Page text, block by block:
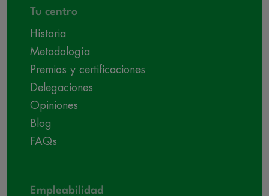
Tu centro
Historia
Metodología
Premios y certificaciones
Delegaciones
Opiniones
Blog
FAQs
Empleabilidad